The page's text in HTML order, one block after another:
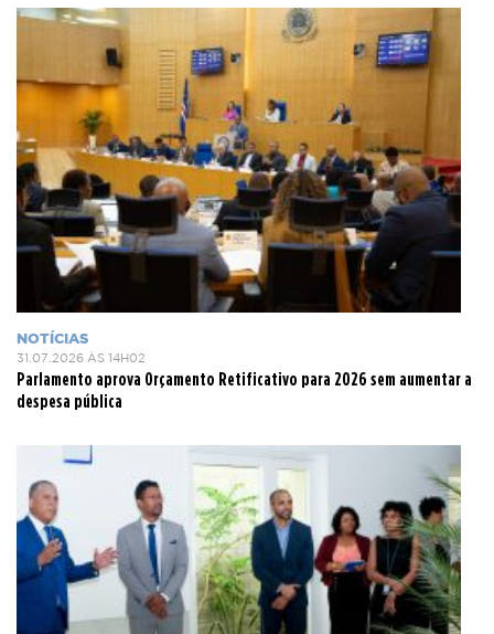
NOTÍCIAS
31.07.2026 ÀS 14H02
Parlamento aprova Orçamento Retificativo para 2026 sem aumentar a
despesa pública